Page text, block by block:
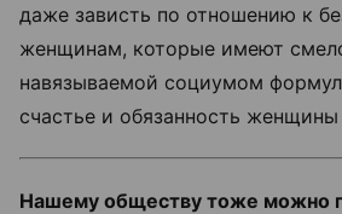
даже зависть по отношению к
женщинам, которые имеют
навязываемой социумом
счастье и обязанность
Нашему обществу тоже можно